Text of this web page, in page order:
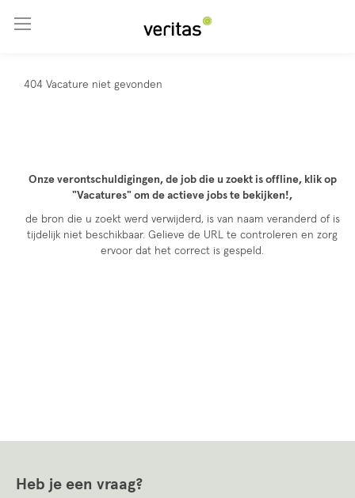
404 Vacature niet gevonden
Onze verontschuldigingen, de job die u zoekt is offline, klik op
"Vacatures" om de actieve jobs te bekijken!,
de bron die u zoekt werd verwijderd, is van naam veranderd of is
tijdelijk niet beschikbaar. Gelieve de URL te controleren en zorg
ervoor dat het correct is gespeld.
Heb je een vraag?